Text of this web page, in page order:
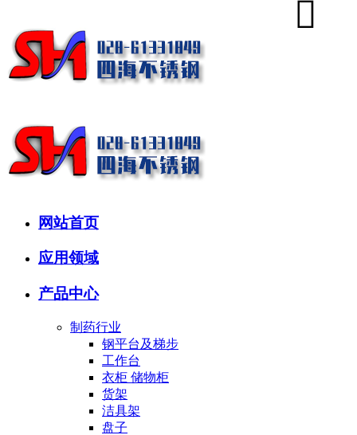
网站首页
应用领域
产品中心
制药行业
钢平台及梯步
工作台
衣柜 储物柜
货架
洁具架
盘子